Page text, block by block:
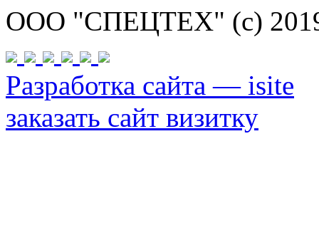
ООО "СПЕЦТЕХ" (с)
Разработка сайта — isite
заказать сайт визитку